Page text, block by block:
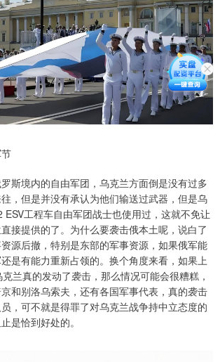
斯境内的自由军团，乌克兰方面倒是没有过多
，但是并没有承认为他们输送过武器，但是乌
工程车自由军团战士也使用过，这就不免让
接提供的了。为什么要袭击俄本土呢，说白了
源后撤，特别是东部的军事资源，如果俄军能
是有能力重新占领的。换个角度来看，如果上
兰真的发动了袭击，那么情况可能会很糟糕，
和别洛乌索夫，还有各国军事代表，真的袭击
，可不就是得罪了对乌克兰战争持中立态度的
是恰到好处的。